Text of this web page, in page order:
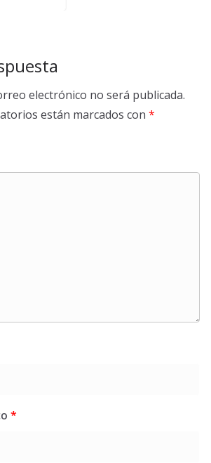
electrónico no será publicada.
están marcados con *
*